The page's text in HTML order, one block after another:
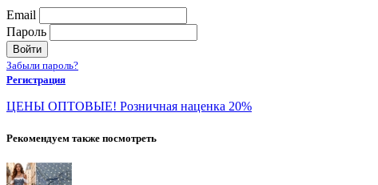
Email
Пароль
Войти
Забыли пароль?
Регистрация
ЦЕНЫ ОПТОВЫЕ! Розничная наценка 20%
Рекомендуем также посмотреть